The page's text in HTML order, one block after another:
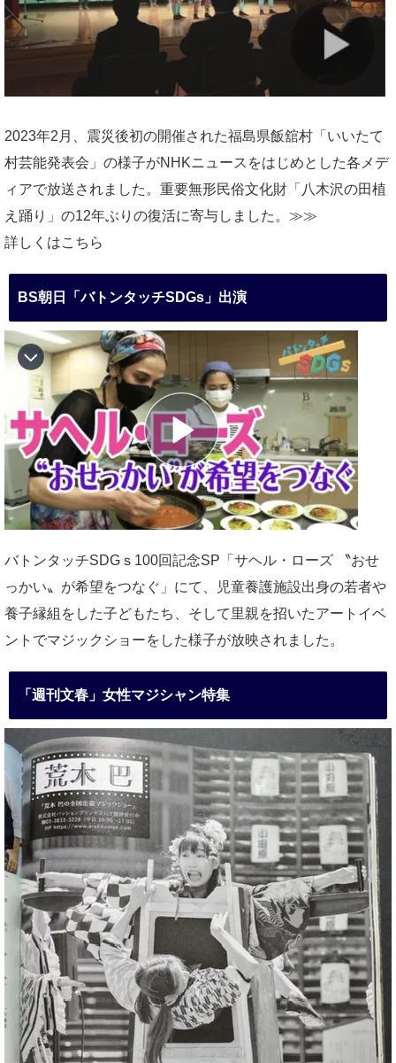
2023年2月、震災後初の開催された福島県飯舘村「いいたて
村芸能発表会」の様子がNHKニュースをはじめとした各メデ
ィアで放送されました。重要無形民俗文化財「八木沢の田植
え踊り」の12年ぶりの復活に寄与しました。≫≫
詳しくはこちら
BS朝日「バトンタッチSDGs」出演
バトンタッチSDGｓ100回記念SP「サヘル・ローズ 〝おせ
っかい〟が希望をつなぐ」にて、児童養護施設出身の若者や
養子縁組をした子どもたち、そして里親を招いたアートイベ
ントでマジックショーをした様子が放映されました。
「週刊文春」女性マジシャン特集